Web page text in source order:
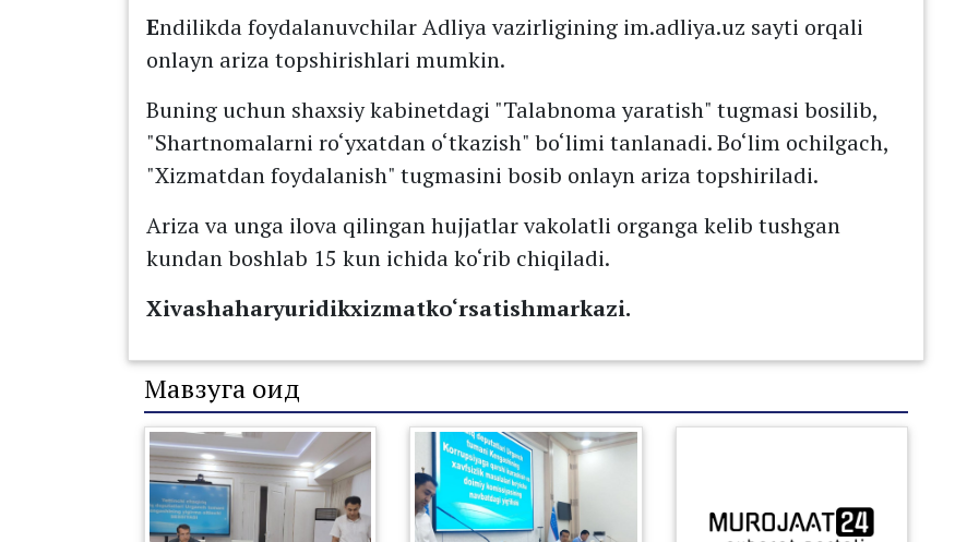
Endilikda foydalanuvchilar Adliya vazirligining im.adliya.uz sayti orqali
onlayn ariza topshirishlari mumkin.
Buning uchun shaxsiy kabinetdagi "Talabnoma yaratish" tugmasi bosilib,
"Shartnomalarni ro‘yxatdan o‘tkazish" bo‘limi tanlanadi. Bo‘lim ochilgach,
"Xizmatdan foydalanish" tugmasini bosib onlayn ariza topshiriladi.
Ariza va unga ilova qilingan hujjatlar vakolatli organga kelib tushgan
kundan boshlab 15 kun ichida ko‘rib chiqiladi.
Xivashaharyuridikxizmatko‘rsatishmarkazi.
Мавзуга оид